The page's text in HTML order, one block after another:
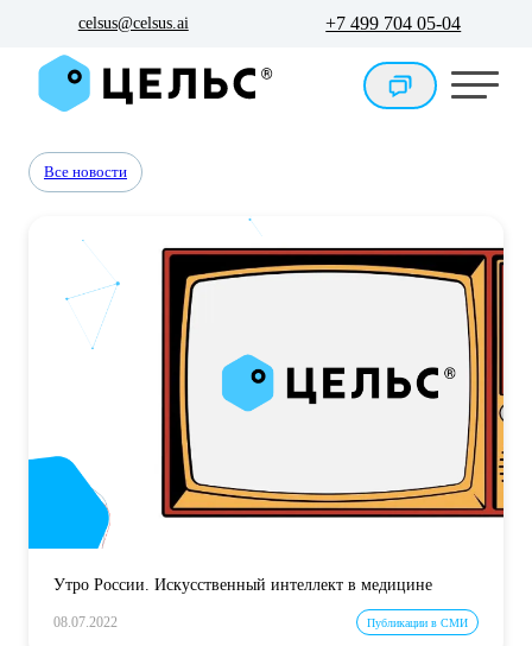
+7 499 704 05-04
celsus@celsus.ai
Все новости
Утро России. Искусственный интеллект в медицине
08.07.2022 Публикации в СМИ